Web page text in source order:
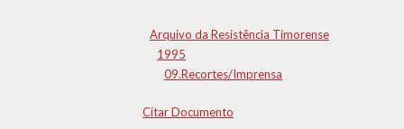
Arquivo da Resistência Timorense
1995
09.Recortes/Imprensa
Citar Documento